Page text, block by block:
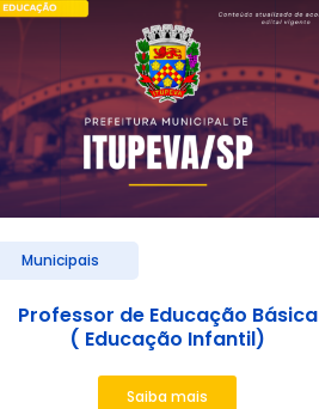
Municipais
Professor de Educação Básica
( Educação Infantil)
Saiba mais